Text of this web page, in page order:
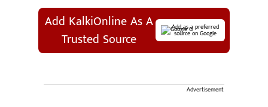
Add KalkiOnline As A
Trusted Source
Add as a preferred
source on Google
Advertisement